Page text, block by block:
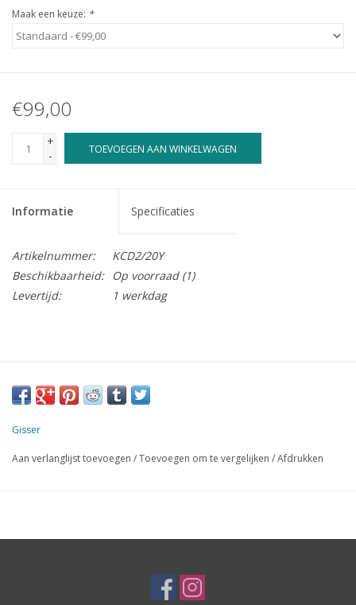
Maak een keuze: *
€99,00
+
-
TOEVOEGEN AAN WINKELWAGEN
Informatie Specificaties
Artikelnummer:
KCD2/20Y
Beschikbaarheid:
Op voorraad(1)
Levertijd:
1 werkdag
Gisser
Aan verlanglijst toevoegen /Toevoegen om te vergelijken /Afdrukken